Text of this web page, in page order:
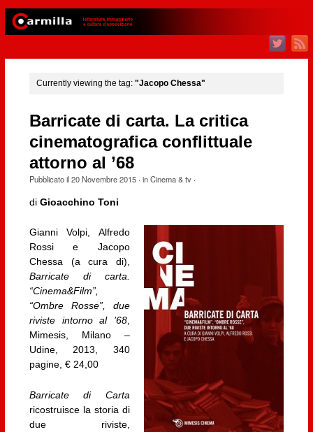
Currently viewing the tag: "Jacopo Chessa"
Barricate di carta. La critica
cinematografica conflittuale
attorno al ’68
Pubblicato il20 Novembre 2015· inCinema & tv·
di Gioacchino Toni
Gianni Volpi, Alfredo
Rossi e Jacopo
Chessa (a cura di),
Barricate di carta.
“Cinema&Film”,
“Ombre Rosse”, due
riviste intorno al ’68,
Mimesis, Milano –
Udine, 2013, 340
pagine, € 24,00
Barricate di Carta
ricostruisce la storia di
due riviste,